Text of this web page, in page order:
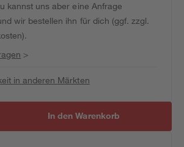
kannst uns aber eine Anfrage
wir bestellen ihn für dich (ggf. zzgl.
>
in anderen Märkten
In den Warenkorb